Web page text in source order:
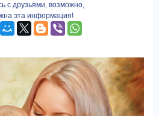
с друзьями, возможно,
эта информация!